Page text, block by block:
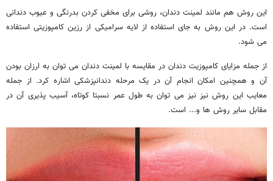
این روش هم مانند لمینت دندان، روشی برای مخفی کردن بدرنگی و عیوب دندانی
است. در این روش به جای استفاده از لایه سرامیکی از رزین کامپوزیتی استفاده
می شود.
از جمله مزایای کامپوزیت دندان در مقایسه با لمینت دندان می توان به ارزان بودن
آن و همچنین امکان انجام آن در یک مرحله دندانپزشکی اشاره کرد. از جمله
معایب این روش نیز نیز می توان به طول عمر نسبتا کوتاه، آسیب پذیری آن در
مقابل سایر روش ها و... است.